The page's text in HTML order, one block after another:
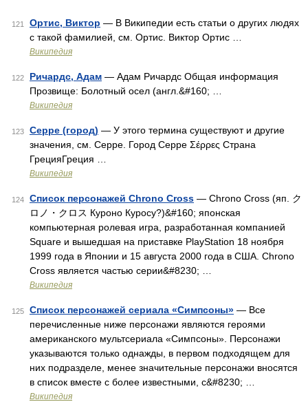
121 Ортис, Виктор — В Википедии есть статьи о других людях
с такой фамилией, см. Ортис. Виктор Ортис …
Википедия
122 Ричардс, Адам — Адам Ричардс Общая информация
Прозвище: Болотный осел (англ.&#160; …
Википедия
123 Серре (город) — У этого термина существуют и другие
значения, см. Серре. Город Серре Σέρρες Страна
ГрецияГреция …
Википедия
124 Список персонажей Chrono Cross — Chrono Cross (яп. ク
ロノ・クロス Куроно Куросу?)&#160; японская
компьютерная ролевая игра, разработанная компанией
Square и вышедшая на приставке PlayStation 18 ноября
1999 года в Японии и 15 августа 2000 года в США. Chrono
Cross является частью серии&#8230; …
Википедия
125 Список персонажей сериала «Симпсоны» — Все
перечисленные ниже персонажи являются героями
американского мультсериала «Симпсоны». Персонажи
указываются только однажды, в первом подходящем для
них подразделе, менее значительные персонажи вносятся
в список вместе с более известными, с&#8230; …
Википедия